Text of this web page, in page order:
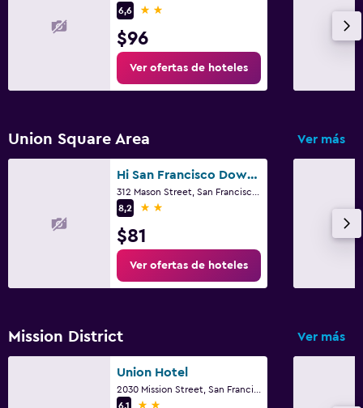
6,6
2 estrellas
$96
Ver ofertas de hoteles
Union Square Area Ver más
Hi San Francisco Downtown Hostel
8,2
2 estrellas
$81
Ver ofertas de hoteles
Mission District Ver más
Union Hotel
6,1
2 estrellas